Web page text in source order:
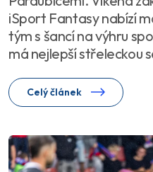
iSport Fantasy nabízí
tým s šancí na výhru
má nejlepší střeleckou
Celý článek